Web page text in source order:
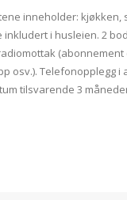
inneholder: kjøkken,
i husleien. 2
osv.). Telefonopplegg i
tilsvarende 3